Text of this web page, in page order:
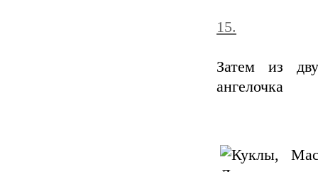
15.
Затем из
ангелочка